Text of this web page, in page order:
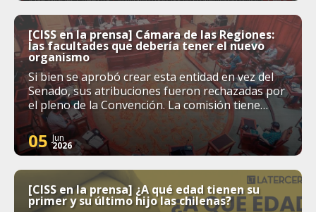
línea, reconoció que "la ciudadanía demanda
mucho más de quienes van a ser sus
representantes".
[CISS en la prensa] Cámara de las Regiones:
las facultades que debería tener el nuevo
organismo
Si bien se aprobó crear esta entidad en vez del
Senado, sus atribuciones fueron rechazadas por
el pleno de la Convención. La comisión tiene
hasta el lunes a las 23:59 para presentar un
nuevo informe con las propuestas de
competencias.
05 Jun
2026
[CISS en la prensa] ¿A qué edad tienen su
primer y su último hijo las chilenas?